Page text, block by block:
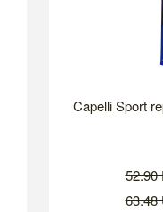
Capelli Sport